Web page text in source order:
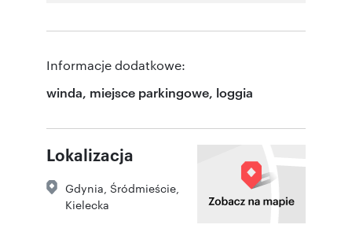
Informacje dodatkowe:
winda, miejsce parkingowe, loggia
Lokalizacja
Gdynia Śródmieście
Kielecka